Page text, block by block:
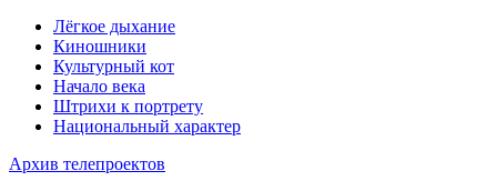
Лёгкое дыхание
Киношники
Культурный кот
Начало века
Штрихи к портрету
Национальный характер
Архив телепроектов